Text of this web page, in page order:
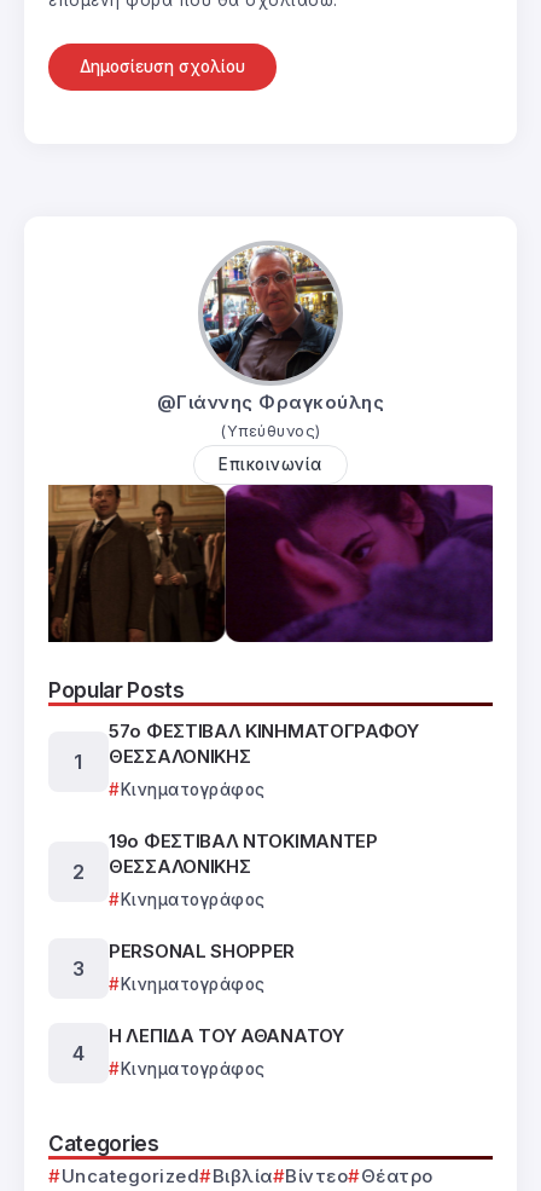
@Γιάννης Φραγκούλης
(Υπεύθυνος)
Επικοινωνία
Popular Posts
57ο ΦΕΣΤΙΒΑΛ ΚΙΝΗΜΑΤΟΓΡΑΦΟΥ
ΘΕΣΣΑΛΟΝΙΚΗΣ
Κινηματογράφος
19ο ΦΕΣΤΙΒΑΛ ΝΤΟΚΙΜΑΝΤΕΡ
ΘΕΣΣΑΛΟΝΙΚΗΣ
Κινηματογράφος
PERSONAL SHOPPER
Κινηματογράφος
Η ΛΕΠΙΔΑ ΤΟΥ ΑΘΑΝΑΤΟΥ
Κινηματογράφος
Categories
Uncategorized Βιβλία Βίντεο
Θέατρο